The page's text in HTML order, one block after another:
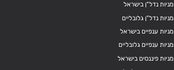
מניות נדל"ן בישראל
מניות נדל"ן גלובליים
מניות ענפיים בישראל
מניות ענפיים גלובליים
מניות פיננסים בישראל